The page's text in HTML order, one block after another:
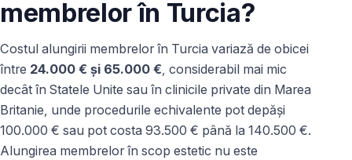
membrelor în Turcia?
Costul alungirii membrelor în Turcia variază de obicei
între 24.000 € și 65.000 €, considerabil mai mic
decât în Statele Unite sau în clinicile private din Marea
Britanie, unde procedurile echivalente pot depăși
100.000 € sau pot costa 93.500 € până la 140.500 €.
Alungirea membrelor în scop estetic nu este